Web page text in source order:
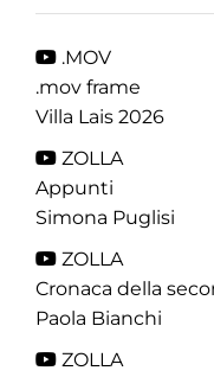
.MOV
.mov frame
Villa Lais 2026
ZOLLA
Appunti
Simona Puglisi
ZOLLA
Cronaca della
Paola Bianchi
ZOLLA